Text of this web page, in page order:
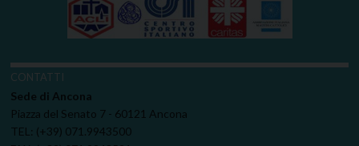
CONTATTI
Sede di Ancona
Piazza del Senato 7 - 60121 Ancona
TEL: (+39) 071.9943500